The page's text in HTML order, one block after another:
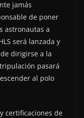
jamás
de poner
astronautas a
será lanzada y
dirigirse a la
pasará
al polo
certificaciones de